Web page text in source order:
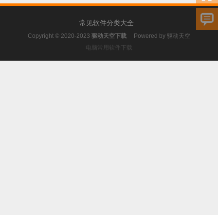
常见软件分类大全
Copyright © 2020-2023 驱动天空下载 Powered by 驱动天空
电脑常用软件下载